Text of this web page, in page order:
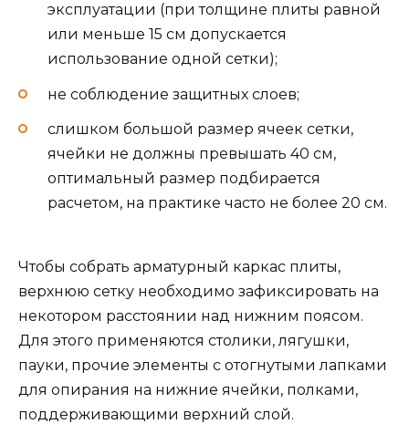
эксплуатации (при толщине плиты равной
или меньше 15 см допускается
использование одной сетки);
не соблюдение защитных слоев;
слишком большой размер ячеек сетки,
ячейки не должны превышать 40 см,
оптимальный размер подбирается
расчетом, на практике часто не более 20 см.
Чтобы собрать арматурный каркас плиты,
верхнюю сетку необходимо зафиксировать на
некотором расстоянии над нижним поясом.
Для этого применяются столики, лягушки,
пауки, прочие элементы с отогнутыми лапками
для опирания на нижние ячейки, полками,
поддерживающими верхний слой.